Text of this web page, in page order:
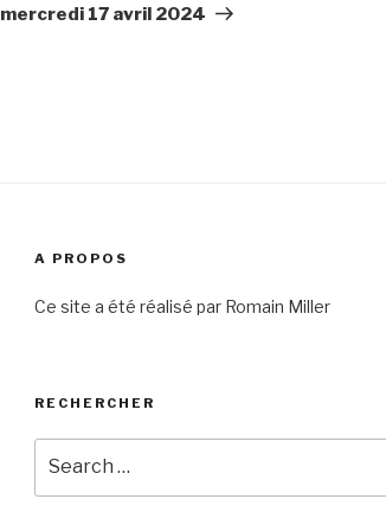
mercredi 17 avril 2024
A PROPOS
Ce site a été réalisé par Romain Miller
RECHERCHER
for: